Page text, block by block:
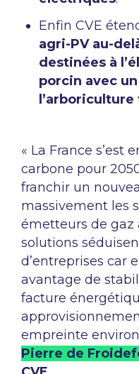
Enfin CVE
agri-PV au-
destinées à
porcin avec
« La France s’est
carbone pour
franchir un
massivement les
émetteurs de gaz
solutions
d’entreprises car
avantage de
facture
empreinte
Pierre de